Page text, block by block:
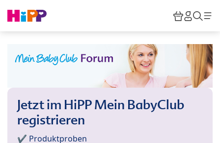
HiPP
Jetzt im HiPP Mein BabyClub
registrieren
✔️ Produktproben